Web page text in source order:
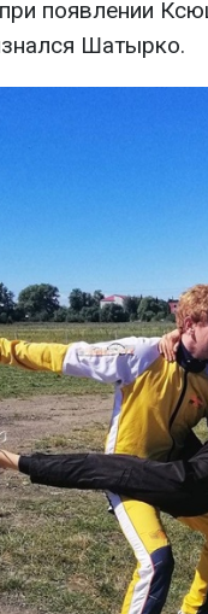
появлении
Шатырко.